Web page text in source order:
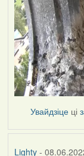
Увайдзіце ці
Lighty-